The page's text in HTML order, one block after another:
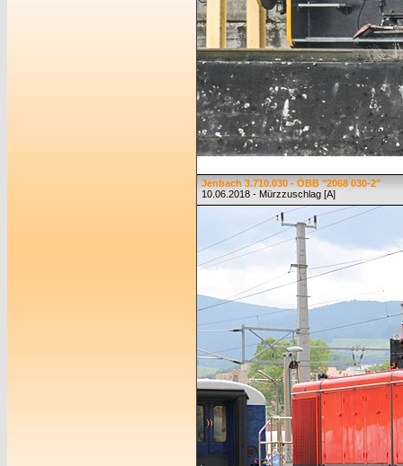
Jenbach 3.710.030 - ÖBB "2068 030-2"
10.06.2018 - Mürzzuschlag [A]